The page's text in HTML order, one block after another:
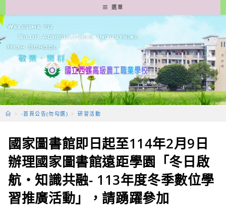
轉
至
要
容
選單
> -首頁公告(勿勾選) > 研習活動
國家圖書館即日起至114年2月9日
辦理國家圖書館遠距學園「冬日啟
航‧知識共融- 113年度冬季數位學
習推廣活動」，請踴躍參加